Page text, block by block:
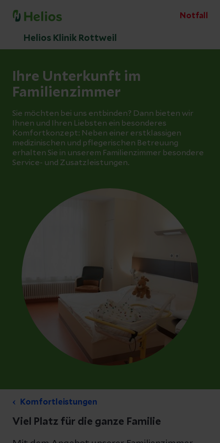
Notfall
Helios Klinik Rottweil
Ihre Unterkunft im
Familienzimmer
Sie möchten bei uns entbinden? Dann bieten wir
Ihnen und Ihren Liebsten ein besonderes
Komfortkonzept: Neben einer erstklassigen
medizinischen und pflegerischen Betreuung
erhalten Sie in unserem Familienzimmer besondere
Service- und Zusatzleistungen.
Komfortleistungen
Viel Platz für die ganze Familie